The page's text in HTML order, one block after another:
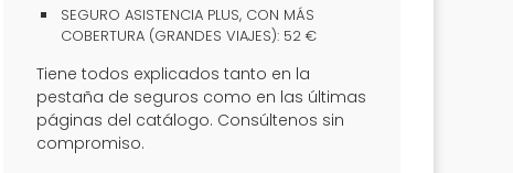
SEGURO ASISTENCIA PLUS, CON MÁS
COBERTURA (GRANDES VIAJES): 52 €
Tiene todos explicados tanto en la
pestaña de seguros como en las últimas
páginas del catálogo. Consúltenos sin
compromiso.